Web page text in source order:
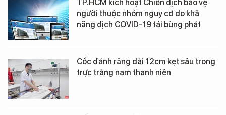
TP.HCM kích hoạt Chiến dịch bảo vệ
người thuộc nhóm nguy cơ do khả
năng dịch COVID-19 tái bùng phát
Cốc đánh răng dài 12cm kẹt sâu trong
trực tràng nam thanh niên